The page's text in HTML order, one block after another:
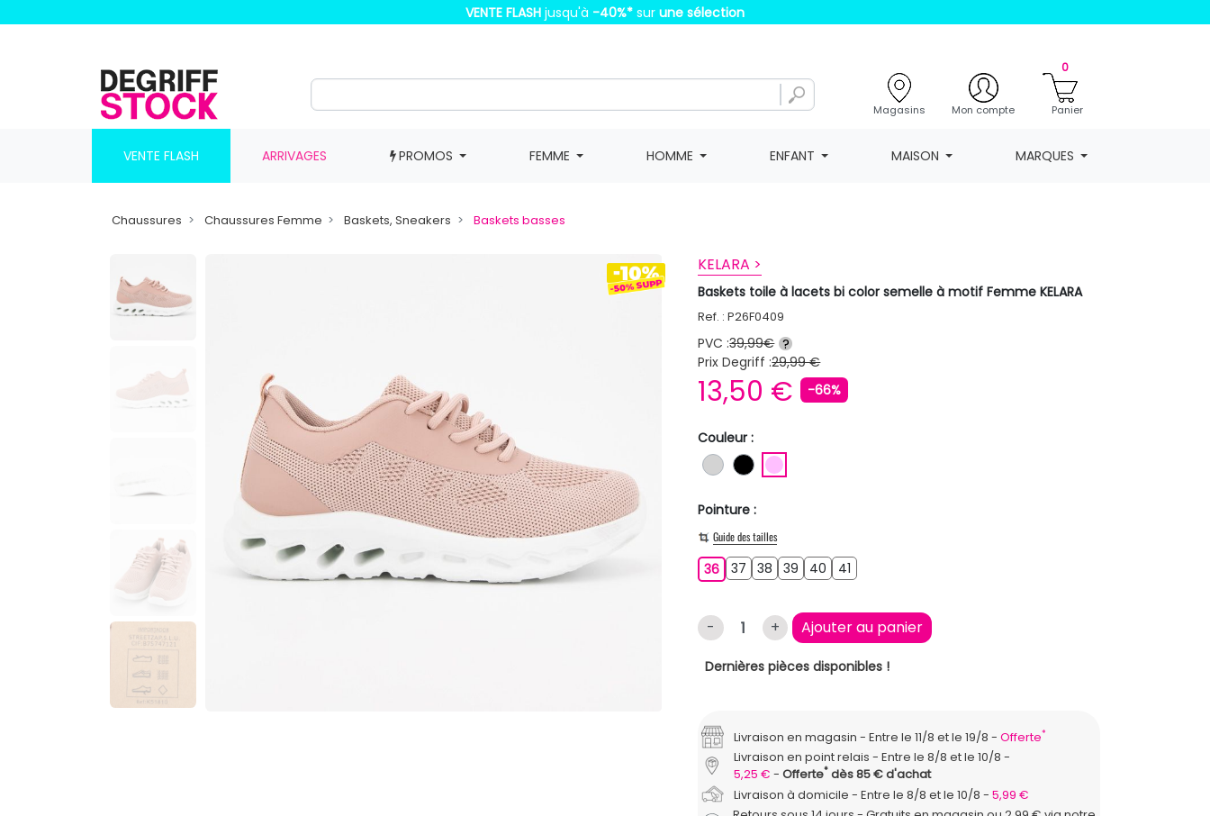
VENTE FLASH jusqu'à -40%* sur une sélection
Magasins Mon compte
0
Panier
VENTE FLASH ARRIVAGES PROMOS FEMME HOMME ENFANT MAISON MARQUES
Chaussures Chaussures Femme Baskets, Sneakers Baskets basses
KELARA >
Baskets toile à lacets bi color semelle à motif Femme KELARA
Ref. : P26F0409
PVC :39,99€ ?
Prix Degriff :29,99 €
13,50 € -66%
Couleur :
GRIS CLAIR
NOIR
Pointure :
Guide des tailles
363637 3738 3839 3940 4041
- + Ajouter au panier
Dernières pièces disponibles !
Livraison en magasin Entre le 11/8 et le 19/8 Offerte*
Livraison en point relais
Entre le 8/8 et le 10/8
5,25 €
Offerte*dès 85 € d'achat
Livraison à domicile
Entre le 8/8 et le 10/8
5,99 €